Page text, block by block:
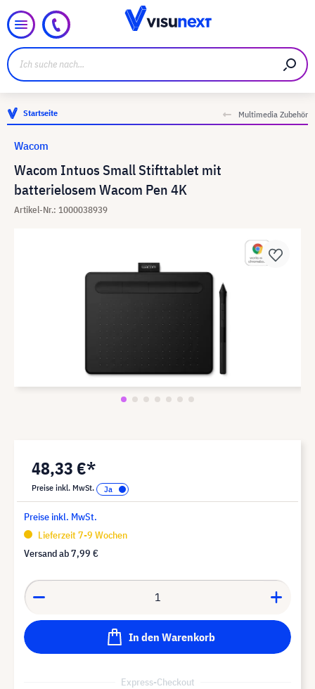
Startseite Multimedia Zubehör
Wacom Intuos Small Stifttablet mit
batterielosem Wacom Pen 4K
Artikel-Nr.: 1000038939
Wacom
48,33 €*
Preise inkl. MwSt.
Preise inkl. MwSt.
Lieferzeit 7-9 Wochen
Versand ab7,99 €
In den Warenkorb
Express-Checkout